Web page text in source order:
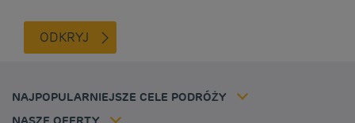
ODKRYJ
NAJPOPULARNIEJSZE CELE PODRÓŻY
Tanie hotele Niemcy
Tanie hotele Belgia
Stawka członkowska
Ochrona Danych Osobowych
Polityka cookies
Tax policy
Kariera